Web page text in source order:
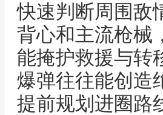
快速判断周围敌
背心和主流枪械
能掩护救援与转
爆弹往往能创造
提前规划进圈路